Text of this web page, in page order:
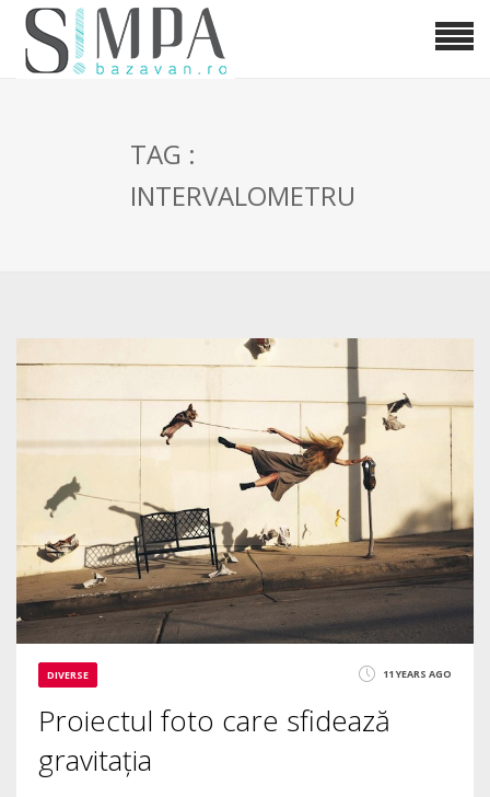
TAG :
INTERVALOMETRU
DIVERSE 11 YEARS AGO
Proiectul foto care sfidează
gravitația